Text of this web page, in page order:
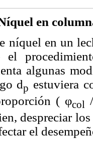
en
níquel en un
el
algunas
dp estuviera
( φcol
despreciar
el